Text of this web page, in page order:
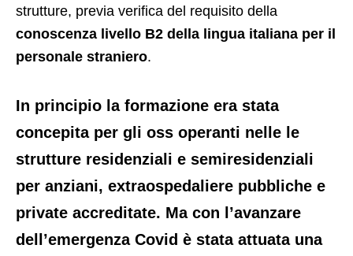
strutture, previa verifica del requisito della
conoscenza livello B2 della lingua italiana per il
personale straniero.
In principio la formazione era stata
concepita per gli oss operanti nelle le
strutture residenziali e semiresidenziali
per anziani, extraospedaliere pubbliche e
private accreditate. Ma con l’avanzare
dell’emergenza Covid è stata attuata una